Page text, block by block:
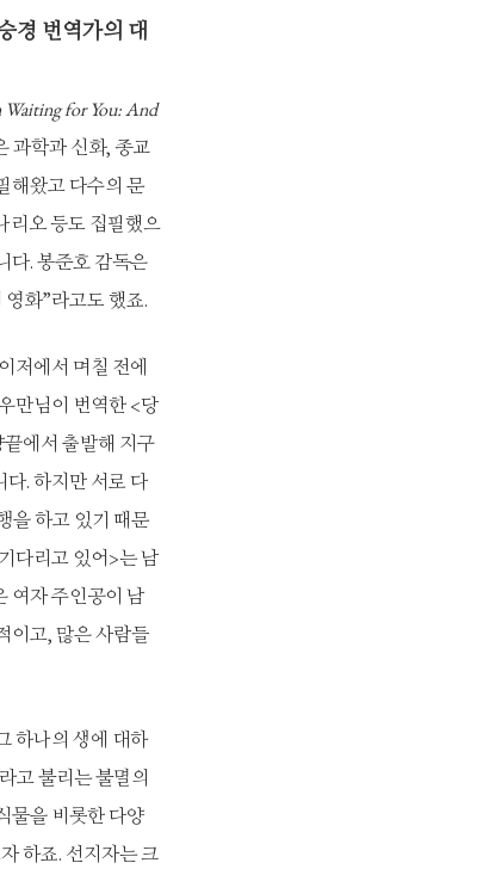
경 번역가의 대
Waiting for You: And
과학과 신화, 종교
해왔고 다수의 문
리오 등도 집필했으
다. 봉준호 감독은
화”라고도 했죠.
저에서 며칠 전에
만님이 번역한 <당
에서 출발해 지구
. 하지만 서로 다
을 하고 있기 때문
다리고 있어>는 남
여자 주인공이 남
이고, 많은 사람들
하나의 생에 대하
고 불리는 불멸의
물을 비롯한 다양
하죠. 선지자는 크